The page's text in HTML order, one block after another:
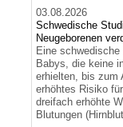
03.08.2026
Schwedische
Neugeborenen
Eine
Babys, die keine
erhielten, bis zum
erhöhtes Risiko
dreifach erhöhte
Blutungen